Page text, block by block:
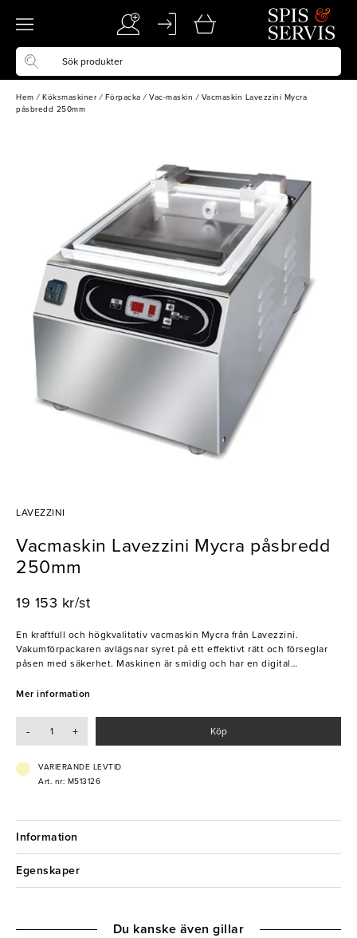
Hem / Köksmaskiner / Förpacka / Vac-maskin / Vacmaskin Lavezzini Mycra
påsbredd 250mm
LAVEZZINI
Vacmaskin Lavezzini Mycra påsbredd
250mm
19 153 kr/st
En kraftfull och högkvalitativ vacmaskin Mycra från Lavezzini.
Vakumförpackaren avlägsnar syret på ett effektivt rätt och förseglar
påsen med säkerhet. Maskinen är smidig och har en digital
brett sortiment av högkvalitativa vac-maskinger för livsmedelsindustri
Mer information
- + Köp
VARIERANDE LEVTID
Art. nr: M513126
Information
Egenskaper
Du kanske även gillar